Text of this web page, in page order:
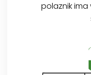
polaznik ima